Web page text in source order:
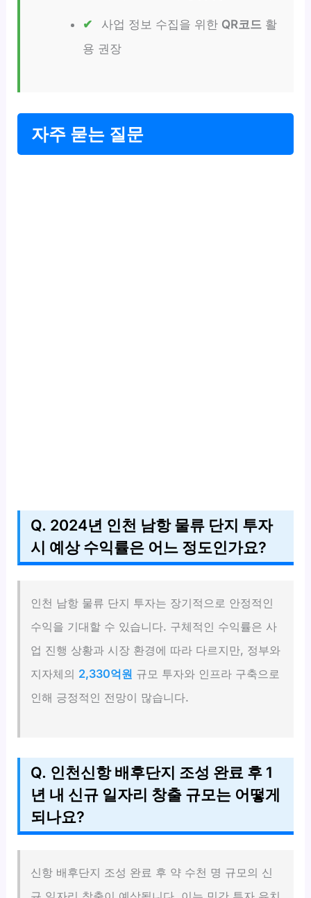
사업 정보 수집을 위한 QR코드활
용 권장
자주 묻는 질문
Q. 2024년 인천 남항 물류 단지 투자
시 예상 수익률은 어느 정도인가요?
인천 남항 물류 단지 투자는 장기적으로 안정적인
수익을 기대할 수 있습니다. 구체적인 수익률은 사
업 진행 상황과 시장 환경에 따라 다르지만, 정부와
지자체의 2,330억원 규모 투자와 인프라 구축으로
인해 긍정적인 전망이 많습니다.
Q. 인천신항 배후단지 조성 완료 후 1
년 내 신규 일자리 창출 규모는 어떻게
되나요?
신항 배후단지 조성 완료 후 약 수천 명 규모의 신